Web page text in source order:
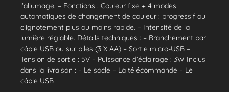
l'allumage. – Fonctions : Couleur fixe + 4 modes
automatiques de changement de couleur : progressif ou
clignotement plus ou moins rapide. – Intensité de la
lumière réglable. Détails techniques : – Branchement par
câble USB ou sur piles (3 X AA) – Sortie micro-USB –
Tension de sortie : 5V – Puissance d’éclairage : 3W Inclus
dans la livraison : – Le socle – La télécommande – Le
câble USB